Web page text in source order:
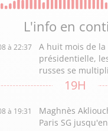
L'info en
à 22:37
A huit mois de la
présidentielle,
russes se
19H
à 19:31
Maghnès
Paris SG